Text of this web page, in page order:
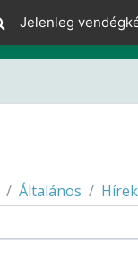
Jelenleg
Általános